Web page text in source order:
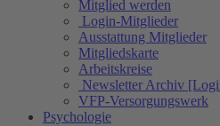
Mitglied werden
Login-Mitglieder
Ausstattung Mitglieder
Mitgliedskarte
Arbeitskreise
Newsletter Archiv
VFP-Versorgungswerk
Psychologie